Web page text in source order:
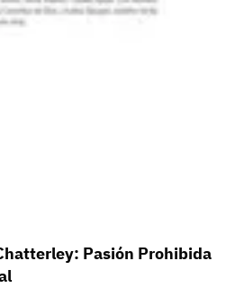
Pasión Prohibida